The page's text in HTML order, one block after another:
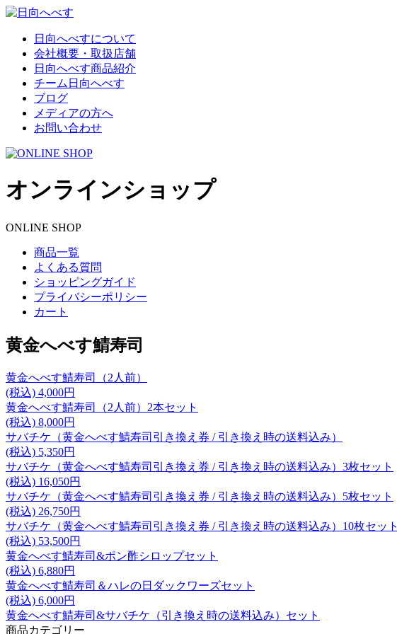
日向へべすについて
会社概要・取扱店舗
日向へべす商品紹介
チーム日向へべす
ブログ
メディアの方へ
お問い合わせ
オンラインショップ
ONLINE SHOP
商品一覧
よくある質問
ショッピングガイド
プライバシーポリシー
カート
黄金へべす鯖寿司
黄金へべす鯖寿司（2人前）
(税込) 4,000円
黄金へべす鯖寿司（2人前）2本セット
(税込) 8,000円
サバチケ（黄金へべす鯖寿司引き換え券 / 引き換え時の送料込み）
(税込) 5,350円
サバチケ（黄金へべす鯖寿司引き換え券 / 引き換え時の送料込み）3枚セット
(税込) 16,050円
サバチケ（黄金へべす鯖寿司引き換え券 / 引き換え時の送料込み）5枚セット
(税込) 26,750円
サバチケ（黄金へべす鯖寿司引き換え券 / 引き換え時の送料込み）10枚セット
(税込) 53,500円
黄金へべす鯖寿司&ポン酢シロップセット
(税込) 6,880円
黄金へべす鯖寿司＆ハレの日ダックワーズセット
(税込) 6,000円
黄金へべす鯖寿司&サバチケ（引き換え時の送料込み）セット
商品カテゴリー